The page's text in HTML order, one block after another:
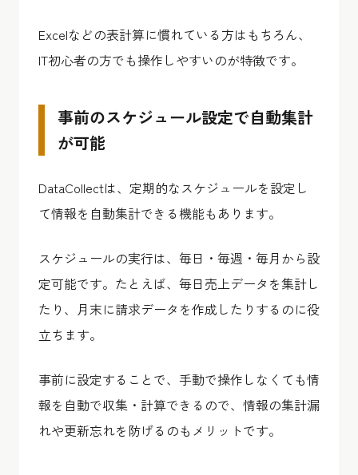
Excelなどの表計算に慣れている方はもちろん、
IT初心者の方でも操作しやすいのが特徴です。
事前のスケジュール設定で自動集計
が可能
DataCollectは、定期的なスケジュールを設定し
て情報を自動集計できる機能もあります。
スケジュールの実行は、毎日・毎週・毎月から設
定可能です。たとえば、毎日売上データを集計し
たり、月末に請求データを作成したりするのに役
立ちます。
事前に設定することで、手動で操作しなくても情
報を自動で収集・計算できるので、情報の集計漏
れや更新忘れを防げるのもメリットです。